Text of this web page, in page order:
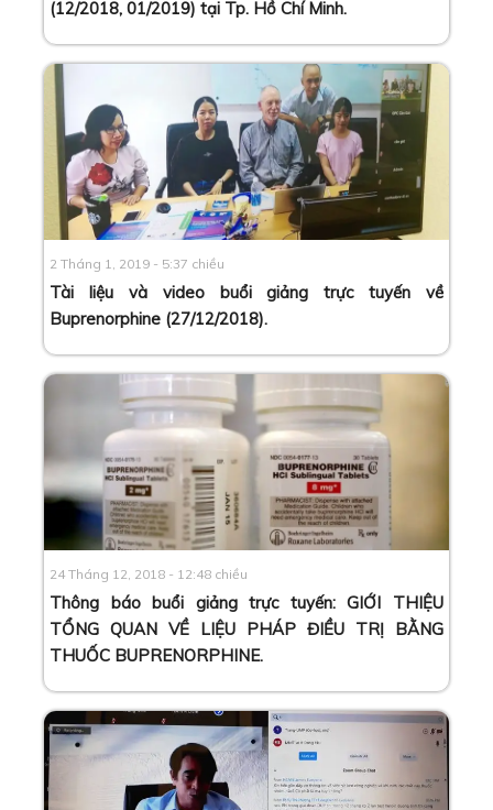
(12/2018, 01/2019) tại Tp. Hồ Chí Minh.
2 Tháng 1, 2019 - 5:37 chiều
Tài liệu và video buổi giảng trực tuyến về
Buprenorphine (27/12/2018).
24 Tháng 12, 2018 - 12:48 chiều
Thông báo buổi giảng trực tuyến: GIỚI THIỆU
TỔNG QUAN VỀ LIỆU PHÁP ĐIỀU TRỊ BẰNG
THUỐC BUPRENORPHINE.